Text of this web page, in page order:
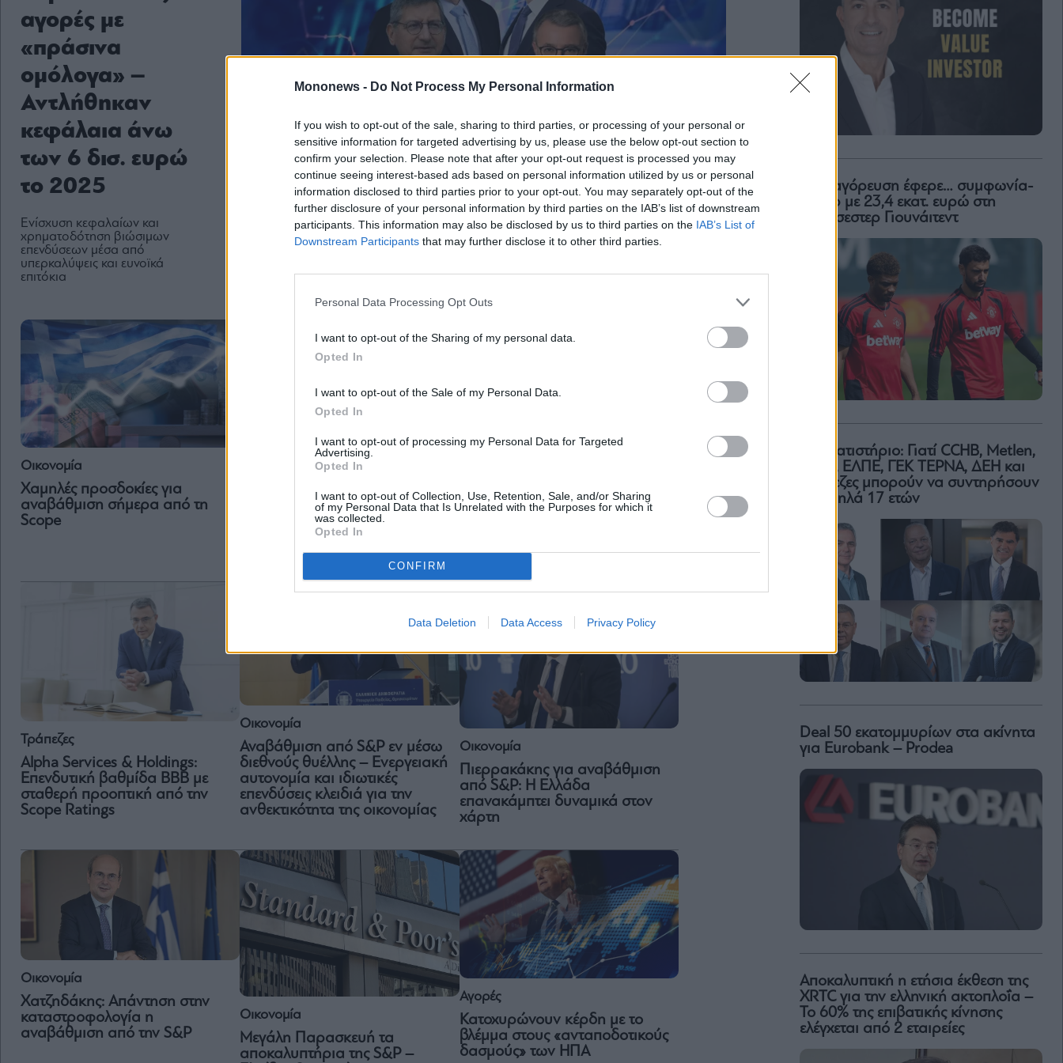
Mononews - Do Not Process My Personal Information
If you wish to opt-out of the sale, sharing to third parties, or processing of your personal or
sensitive information for targeted advertising by us, please use the below opt-out section to
confirm your selection. Please note that after your opt-out request is processed you may
continue seeing interest-based ads based on personal information utilized by us or personal
information disclosed to third parties prior to your opt-out. You may separately opt-out of the
further disclosure of your personal information by third parties on the IAB’s list of downstream
participants. This information may also be disclosed by us to third parties on the IAB’s List of
Downstream Participants that may further disclose it to other third parties.
Personal Data Processing Opt Outs
I want to opt-out of the Sharing of my personal data.
Opted In
I want to opt-out of the Sale of my Personal Data.
Opted In
I want to opt-out of processing my Personal Data for Targeted
Advertising.
Opted In
I want to opt-out of Collection, Use, Retention, Sale, and/or Sharing
of my Personal Data that Is Unrelated with the Purposes for which it
was collected.
Opted In
CONFIRM
Data Deletion Data Access Privacy Policy
αγορές με
«πράσινα
ομόλογα» –
Αντλήθηκαν
κεφάλαια άνω
των 6 δισ. ευρώ
το 2025
Ενίσχυση κεφαλαίων και
χρηματοδότηση βιώσιμων
επενδύσεων μέσα από
υπερκαλύψεις και ευνοϊκά
επιτόκια
Οικονομία
Χαμηλές προσδοκίες για
αναβάθμιση σήμερα από τη
Scope
Η αναβολή της επιβολής
δασμών 50% από τις ΗΠΑ στην
Ε.Ε, αναπτέρωσε το ηθικό των
επενδυτών
τη Fitch (;) – Το βράδυ τα
αποκαλυπτήρια
Τράπεζες
Alpha Services & Holdings:
Επενδυτική βαθμίδα BBB με
σταθερή προοπτική από την
Scope Ratings
Οικονομία
Αναβάθμιση από S&P εν μέσω
διεθνούς θυέλλης – Ενεργειακή
αυτονομία και ιδιωτικές
επενδύσεις κλειδιά για την
ανθεκτικότητα της οικονομίας
Οικονομία
Πιερρακάκης για αναβάθμιση
από S&P: Η Ελλάδα
επανακάμπτει δυναμικά στον
χάρτη
Οικονομία
Χατζηδάκης: Απάντηση στην
καταστροφολογία η
αναβάθμιση από την S&P
Οικονομία
Μεγάλη Παρασκευή τα
αποκαλυπτήρια της S&P –
Αγορές
Κατοχυρώνουν κέρδη με το
βλέμμα στους «ανταποδοτικούς
δασμούς» των ΗΠΑ
Η απαγόρευση έφερε… συμφωνία-
ρεκόρ με 23,4 εκατ. ευρώ στη
Μάντσεστερ Γιουνάιτεντ
Χρηματιστήριο: Γιατί CCHB, Metlen,
MOH, ΕΛΠΕ, ΓΕΚ ΤΕΡΝΑ, ΔΕΗ και
τράπεζες μπορούν να συντηρήσουν
τα υψηλά 17 ετών
Deal 50 εκατομμυρίων στα ακίνητα
για Eurobank – Prodea
Αποκαλυπτική η ετήσια έκθεση της
XRTC για την ελληνική ακτοπλοΐα –
Το 60% της επιβατικής κίνησης
ελέγχεται από 2 εταιρείες